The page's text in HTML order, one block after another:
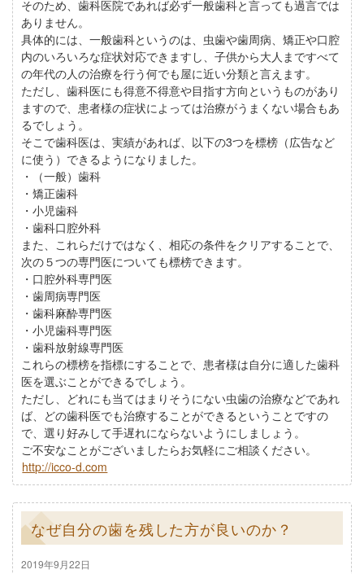
そのため、歯科医院であれば必ず一般歯科と言っても過言では
ありません。
具体的には、一般歯科というのは、虫歯や歯周病、矯正や口腔
内のいろいろな症状対応できますし、子供から大人まですべて
の年代の人の治療を行う何でも屋に近い分類と言えます。
ただし、歯科医にも得意不得意や目指す方向というものがあり
ますので、患者様の症状によっては治療がうまくない場合もあ
るでしょう。
そこで歯科医は、実績があれば、以下の3つを標榜（広告など
に使う）できるようになりました。
・（一般）歯科
・矯正歯科
・小児歯科
・歯科口腔外科
また、これらだけではなく、相応の条件をクリアすることで、
次の５つの専門医についても標榜できます。
・口腔外科専門医
・歯周病専門医
・歯科麻酔専門医
・小児歯科専門医
・歯科放射線専門医
これらの標榜を指標にすることで、患者様は自分に適した歯科
医を選ぶことができるでしょう。
ただし、どれにも当てはまりそうにない虫歯の治療などであれ
ば、どの歯科医でも治療することができるということですの
で、選り好みして手遅れにならないようにしましょう。
ご不安なことがございましたらお気軽にご相談ください。
http://icco-d.com
なぜ自分の歯を残した方が良いのか？
2019年9月22日